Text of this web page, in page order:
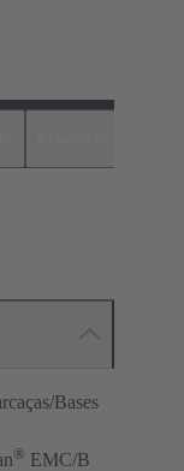
Bases
® EMC/B